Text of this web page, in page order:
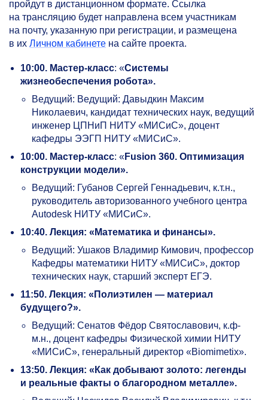
пройдут в дистанционном формате. Ссылка
на трансляцию будет направлена всем участникам
на почту, указанную при регистрации, и размещена
в их Личном кабинете на сайте проекта.
10:00. Мастер-класс: «Системы
жизнеобеспечения робота».
Ведущий: Ведущий: Давыдкин Максим
Николаевич, кандидат технических наук, ведущий
инженер ЦПНиП НИТУ «МИСиС», доцент
кафедры ЭЭГП НИТУ «МИСиС».
10:00. Мастер-класс: «Fusion 360. Оптимизация
конструкции модели».
Ведущий: Губанов Сергей Геннадьевич, к.т.н.,
руководитель авторизованного учебного центра
Autodesk НИТУ «МИСиС».
10:40.Лекция: «Математика и финансы».
Ведущий: Ушаков Владимир Кимович, профессор
Кафедры математики НИТУ «МИСиС», доктор
технических наук, старший эксперт ЕГЭ.
11:50.Лекция: «Полиэтилен — материал
будущего?».
Ведущий: Сенатов Фёдор Святославович, к.ф-
м.н., доцент кафедры Физической химии НИТУ
«МИСиС», генеральный директор «Biomimetix».
13:50.Лекция: «Как добывают золото: легенды
и реальные факты о благородном металле».